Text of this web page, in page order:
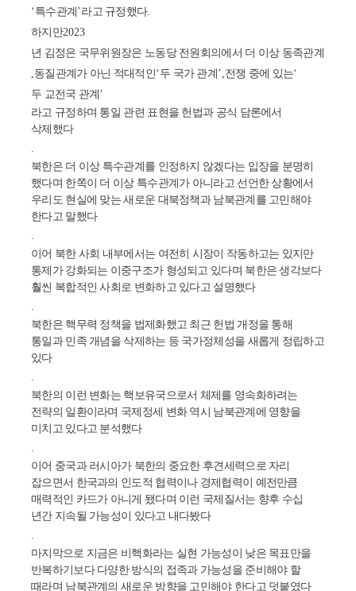
‘특수관계 ’라고 규정했다.
하지만2023
년 김정은 국무위원장은 노동당 전원회의에서 더 이상 동족관계
동질관계가 아닌 적대적인 ‘두 국가 관계 ’, 전쟁 중에 있는‘
두 교전국 관계 ’
라고 규정하며 통일 관련 표현을 헌법과 공식 담론에서
삭제했다
북한은 더 이상 특수관계를 인정하지 않겠다는 입장을 분명히
했다며 한쪽이 더 이상 특수관계가 아니라고 선언한 상황에서
우리도 현실에 맞는 새로운 대북정책과 남북관계를 고민해야
한다고 말했다
이어 북한 사회 내부에서는 여전히 시장이 작동하고는 있지만
통제가 강화되는 이중구조가 형성되고 있다며 북한은 생각보다
훨씬 복합적인 사회로 변화하고 있다고 설명했다
북한은 핵무력 정책을 법제화했고 최근 헌법 개정을 통해
통일과 민족 개념을 삭제하는 등 국가정체성을 새롭게 정립하고
있다
북한의 이런 변화는 핵보유국으로서 체제를 영속화하려는
전략의 일환이라며 국제정세 변화 역시 남북관계에 영향을
미치고 있다고 분석했다
이어 중국과 러시아가 북한의 중요한 후견세력으로 자리
잡으면서 한국과의 인도적 협력이나 경제협력이 예전만큼
매력적인 카드가 아니게 됐다며 이런 국제질서는 향후 수십
년간 지속될 가능성이 있다고 내다봤다
마지막으로 지금은 비핵화라는 실현 가능성이 낮은 목표만을
반복하기보다 다양한 방식의 접족과 가능성을 준비해야 할
때라며 남북관계의 새로운 방향을 고민해야 한다고 덧붙였다